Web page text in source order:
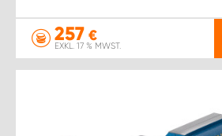
257 €
EXKL. 17 % MWST.